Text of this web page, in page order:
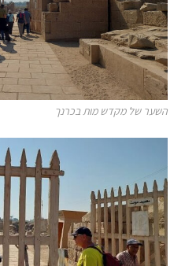
השער של מקדש מות בכרנך